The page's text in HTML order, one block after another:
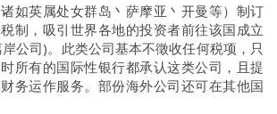
如英属处女群岛丶萨摩亚丶开曼等）制订
制，吸引世界各地的投资者前往该国成立
公司)。此类公司基本不徵收任何税项，只
所有的国际性银行都承认这类公司，且提
务运作服务。部份海外公司还可在其他国